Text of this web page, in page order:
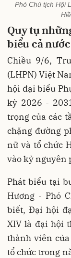
Phó Chủ tịch Hội
Quy tụ
biểu cả nước
Chiều 9/6,
(LHPN) Việt
hội đại biểu
kỳ 2026 -
trọng của các
chặng đường
nữ và tổ chức
vào kỷ nguyên
Phát biểu tại
Hương - Phó
biết, Đại hội
XIV là đại hội
thành viên
tổ chức trong